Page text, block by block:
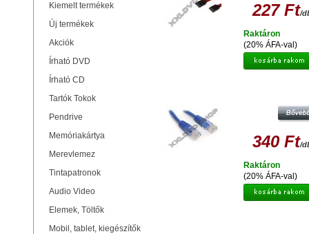
Kiemelt termékek
Új termékek
Akciók
Írható DVD
Írható CD
Tartók Tokok
Pendrive
Memóriakártya
Merevlemez
Tintapatronok
Audio Video
Elemek, Töltők
Mobil, tablet, kiegészítők
227 Ft/
(20% ÁFA-val)
Raktáron
340 Ft/
(20% ÁFA-val)
Raktáron